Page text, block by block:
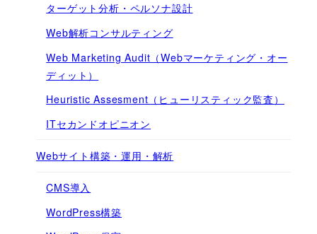
ターゲット分析・ペルソナ設計
Web解析コンサルティング
Web Marketing Audit（Webマーケティング・オー
ディット）
Heuristic Assesment（ヒューリスティック監査）
ITセカンドオピニオン
Webサイト構築・運用・解析
CMS導入
WordPress構築